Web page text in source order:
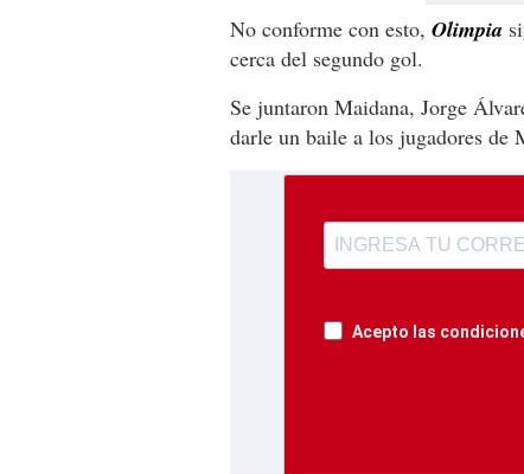
No conforme con esto, Olimpia
cerca del segundo gol.
Se juntaron Maidana, Jorge
darle un baile a los jugadores de
Acepto las